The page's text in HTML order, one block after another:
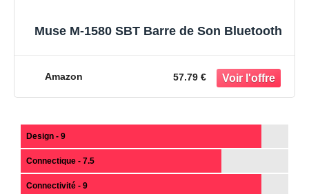
Muse M-1580 SBT Barre de Son Bluetooth
Amazon 57.79 €
Design - 9
Connectique - 7.5
Connectivité - 9